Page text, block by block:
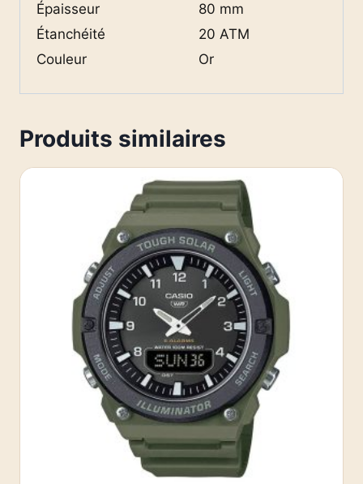
Épaisseur
80 mm
Étanchéité
20 ATM
Couleur
Or
Produits similaires